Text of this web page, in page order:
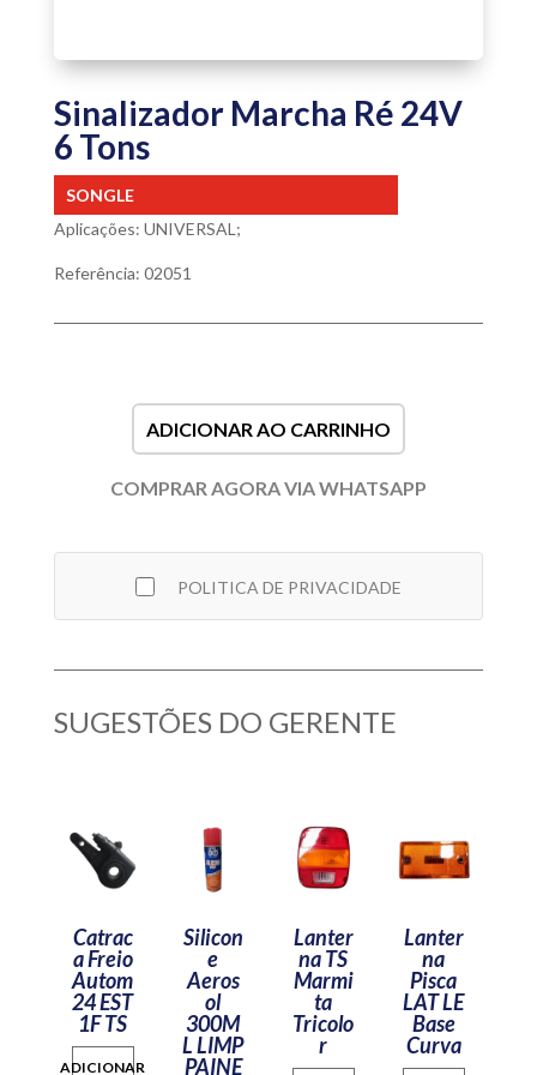
Sinalizador Marcha Ré 24V
6 Tons
SONGLE
Aplicações: UNIVERSAL;
Referência: 02051
ADICIONAR AO CARRINHO
COMPRAR AGORA VIA WHATSAPP
POLITICA DE PRIVACIDADE
SUGESTÕES DO GERENTE
Catrac
a Freio
Autom
24 EST
1F TS
ADICIONAR
Silicon
e
Aeros
ol
300M
L LIMP
PAINE
Lanter
na TS
Marmi
ta
Tricolo
r
Lanter
na
Pisca
LAT LE
Base
Curva